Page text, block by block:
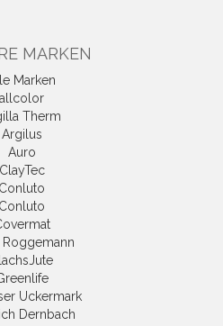
MARKEN
Marken
allcolor
Therm
Argilus
Auro
ClayTec
Conluto
Conluto
Roggemann
Uckermark
Dernbach